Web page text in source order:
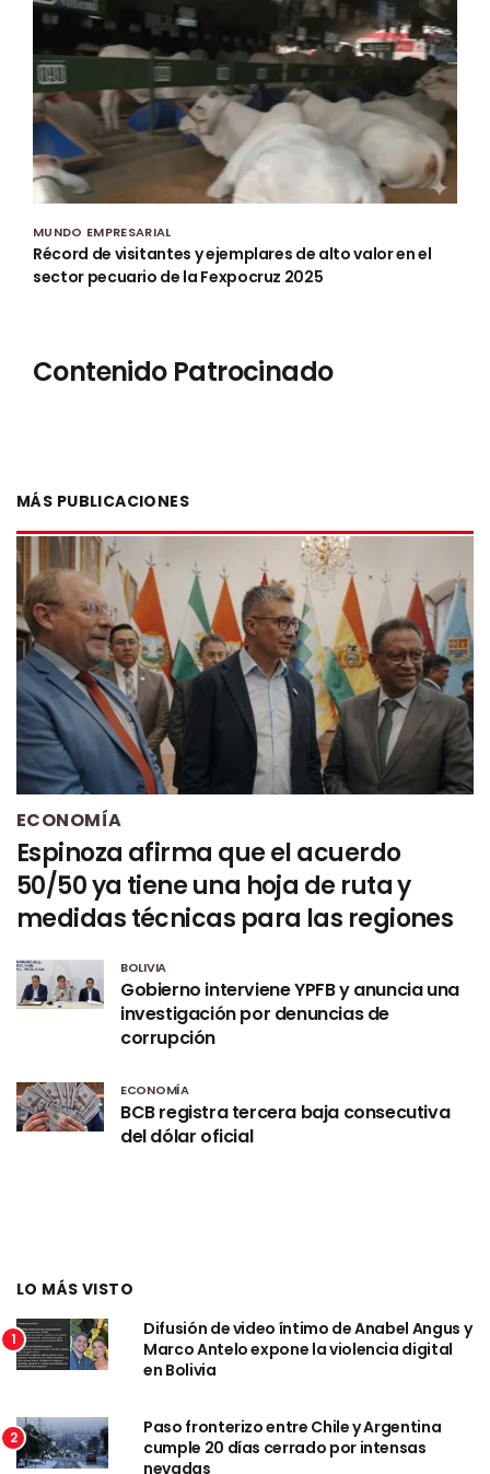
MUNDO EMPRESARIAL
Récord de visitantes y ejemplares de alto valor en el
sector pecuario de la Fexpocruz 2025
Contenido Patrocinado
MÁS PUBLICACIONES
ECONOMÍA
Espinoza afirma que el acuerdo
50/50 ya tiene una hoja de ruta y
medidas técnicas para las regiones
BOLIVIA
Gobierno interviene YPFB y anuncia una
investigación por denuncias de
corrupción
ECONOMÍA
BCB registra tercera baja consecutiva
del dólar oficial
LO MÁS VISTO
1
Difusión de video íntimo de Anabel Angus y
Marco Antelo expone la violencia digital
en Bolivia
2
Paso fronterizo entre Chile y Argentina
cumple 20 días cerrado por intensas
nevadas